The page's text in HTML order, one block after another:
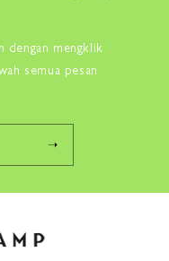
dengan mengklik
semua pesan